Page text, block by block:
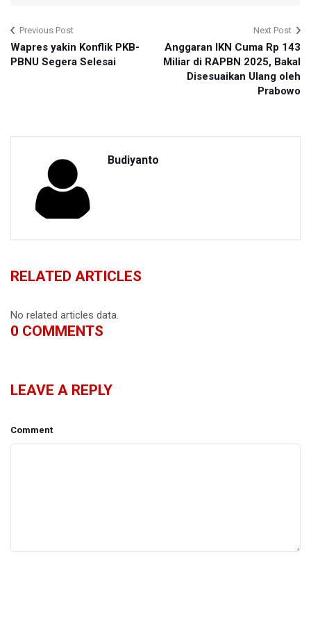
Previous Post
Wapres yakin Konflik PKB-
PBNU Segera Selesai
Next Post
Anggaran IKN Cuma Rp 143
Miliar di RAPBN 2025, Bakal
Disesuaikan Ulang oleh
Prabowo
Budiyanto
RELATED ARTICLES
No related articles data.
0 COMMENTS
LEAVE A REPLY
Comment